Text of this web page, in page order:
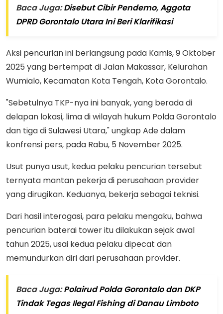
Baca Juga:Disebut Cibir Pendemo, Aggota
DPRD Gorontalo Utara Ini Beri Klarifikasi
Aksi pencurian ini berlangsung pada Kamis, 9 Oktober
2025 yang bertempat di Jalan Makassar, Kelurahan
Wumialo, Kecamatan Kota Tengah, Kota Gorontalo.
"Sebetulnya TKP-nya ini banyak, yang berada di
delapan lokasi, lima di wilayah hukum Polda Gorontalo
dan tiga di Sulawesi Utara," ungkap Ade dalam
konfrensi pers, pada Rabu, 5 November 2025.
Usut punya usut, kedua pelaku pencurian tersebut
ternyata mantan pekerja di perusahaan provider
yang dirugikan. Keduanya, bekerja sebagai teknisi.
Dari hasil interogasi, para pelaku mengaku, bahwa
pencurian baterai tower itu dilakukan sejak awal
tahun 2025, usai kedua pelaku dipecat dan
memundurkan diri dari perusahaan provider.
Baca Juga:Polairud Polda Gorontalo dan DKP
Tindak Tegas Ilegal Fishing di Danau Limboto